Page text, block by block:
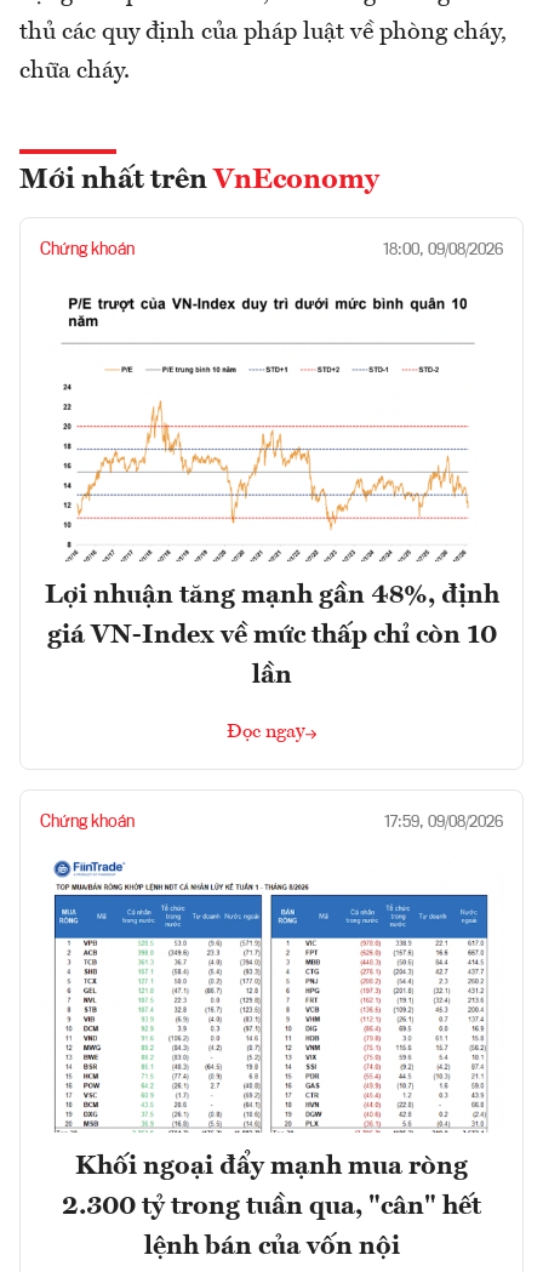
thủ các quy định của pháp luật về phòng cháy,
chữa cháy.
Mới nhất trên VnEconomy
Chứng khoán 18:00, 09/08/2026
Lợi nhuận tăng mạnh gần 48%, định
giá VN-Index về mức thấp chỉ còn 10
lần
Đọc ngay
Chứng khoán 17:59, 09/08/2026
Khối ngoại đẩy mạnh mua ròng
2.300 tỷ trong tuần qua, "cân" hết
lệnh bán của vốn nội